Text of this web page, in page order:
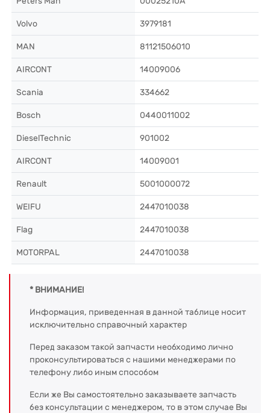
Volvo 3979181
MAN 81121506010
AIRCONT 14009006
Scania 334662
Bosch 0440011002
DieselTechnic 901002
AIRCONT 14009001
Renault 5001000072
WEIFU 2447010038
Flag 2447010038
MOTORPAL 2447010038
* ВНИМАНИЕ!
Информация, приведенная в данной таблице носит
исключительно справочный характер
Перед заказом такой запчасти необходимо лично
проконсультироваться с нашими менеджерами по
телефону либо иным способом
Если же Вы самостоятельно заказываете запчасть
без консультации с менеджером, то в этом случае Вы